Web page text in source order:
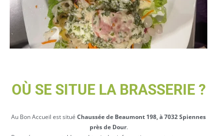
OÙ SE SITUE LA BRASSERIE ?
Au Bon Accueil est situé Chaussée de Beaumont 198, à 7032 Spiennes
près de Dour.